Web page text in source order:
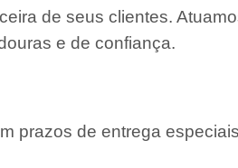
de seus clientes.
e de confiança.
prazos de entrega